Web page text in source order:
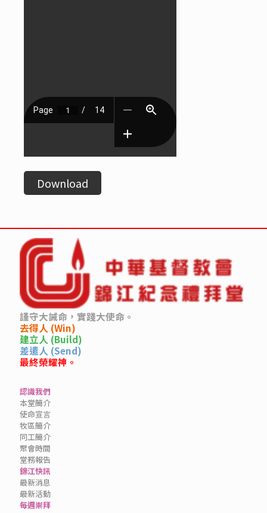
Download
謹守大誡命，實踐大使命。
去得人 (Win)
建立人 (Build)
差遣人 (Send)
最終榮耀神。
認識我們
本堂簡介
使命宣言
牧區簡介
同工簡介
聚會時間
堂務報告
錦江快訊
最新消息
最新活動
每週崇拜